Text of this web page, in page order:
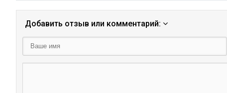
Добавить отзыв или комментарий: